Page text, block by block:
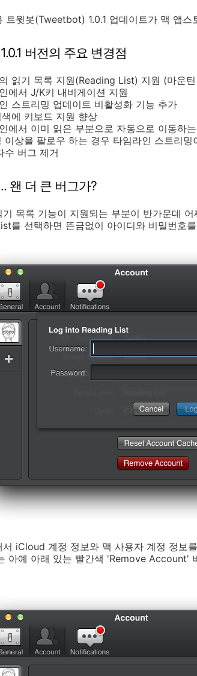
트윗봇(Tweetbot) 1.0.1 업데이트가 맥 앱스
버전의 주요 변경점
읽기 목록 지원(Reading List) 지원 (마운
에서 J/K키 내비게이션 지원
스트리밍 업데이트 비활성화 기능 추가
에 키보드 지원 향상
에서 이미 읽은 부분으로 자동으로 이동하
이상을 팔로우 하는 경우 타임라인 스트리
수 버그 제거
왠 더 큰 버그가?
기 목록 기능이 지원되는 부분이 반가운데
를 선택하면 뜬금없이 아이디와 비밀번호
서 iCloud 계정 정보와 맥 사용자 계정 정보
아예 아래 있는 빨간색 'Remove Account'